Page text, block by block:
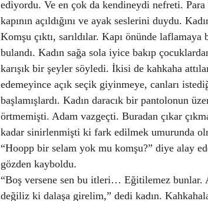
ediyordu. Ve en çok da kendineydi nefreti.
kapının açıldığını ve ayak seslerini duydu.
Komşu çıktı, sarıldılar. Kapı önünde
bulandı. Kadın sağa sola iyice bakıp
karışık bir şeyler söyledi. İkisi de kahkaha
edemeyince açık seçik giyinmeye, canları
başlamışlardı. Kadın daracık bir pantolonun
örtmemişti. Adam vazgeçti. Buradan çıkar
kadar sinirlenmişti ki fark edilmek umurunda
“Hoopp bir selam yok mu komşu?” diye alay
gözden kayboldu.
“Boş versene sen bu itleri… Eğitilemez bunlar.
değiliz ki dalaşa girelim,” dedi kadın.